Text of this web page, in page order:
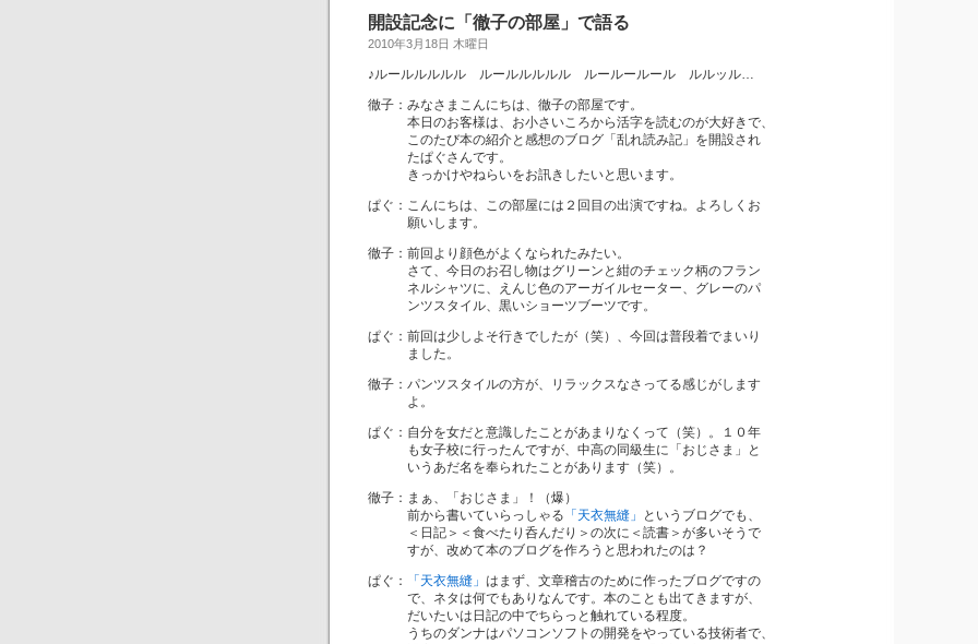
開設記念に「徹子の部屋」で語る
2010年3月18日 木曜日
♪ルールルルルル ルールルルルル ルールールール ルルッル…
徹子：みなさまこんにちは、徹子の部屋です。
本日のお客様は、お小さいころから活字を読むのが大好きで、
このたび本の紹介と感想のブログ「乱れ読み記」を開設され
たぱぐさんです。
きっかけやねらいをお訊きしたいと思います。
ぱぐ：こんにちは、この部屋には２回目の出演ですね。よろしくお
願いします。
徹子：前回より顔色がよくなられたみたい。
さて、今日のお召し物はグリーンと紺のチェック柄のフラン
ネルシャツに、えんじ色のアーガイルセーター、グレーのパ
ンツスタイル、黒いショーツブーツです。
ぱぐ：前回は少しよそ行きでしたが（笑）、今回は普段着でまいり
ました。
徹子：パンツスタイルの方が、リラックスなさってる感じがします
よ。
ぱぐ：自分を女だと意識したことがあまりなくって（笑）。１０年
も女子校に行ったんですが、中高の同級生に「おじさま」と
いうあだ名を奉られたことがあります（笑）。
徹子：まぁ、「おじさま」！（爆）
前から書いていらっしゃる 「天衣無縫」
というブログでも、
＜日記＞＜食べたり呑んだり＞の次に＜読書＞が多いそうで
すが、改めて本のブログを作ろうと思われたのは？
ぱぐ：
「天衣無縫」 はまず、文章稽古のために作ったブログですの
で、ネタは何でもありなんです。本のことも出てきますが、
だいたいは日記の中でちらっと触れている程度。
うちのダンナはパソコンソフトの開発をやっている技術者で、